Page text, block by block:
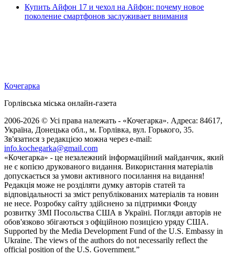
Купить Айфон 17 и чехол на Айфон: почему новое
поколение смартфонов заслуживает внимания
Кочегарка
Горлівська міська онлайн-газета
2006-2026 © Усі права належать - «Кочегарка». Адреса: 84617,
Україна, Донецька обл., м. Горлівка, вул. Горького, 35.
Зв'язатися з редакцією можна через e-mail:
info.kochegarka@gmail.com
«Кочегарка» - це незалежний інформаційний майданчик, який
не є копією друкованого видання. Використання матеріалів
допускається за умови активного посилання на видання!
Редакція може не розділяти думку авторів статей та
відповідальності за зміст републікованих матеріалів та новин
не несе. Розробку сайту здійснено за підтримки Фонду
розвитку ЗМІ Посольства США в Україні. Погляди авторів не
обов'язково збігаються з офіційною позицією уряду США.
Supported by the Media Development Fund of the U.S. Embassy in
Ukraine. The views of the authors do not necessarily reflect the
official position of the U.S. Government.”